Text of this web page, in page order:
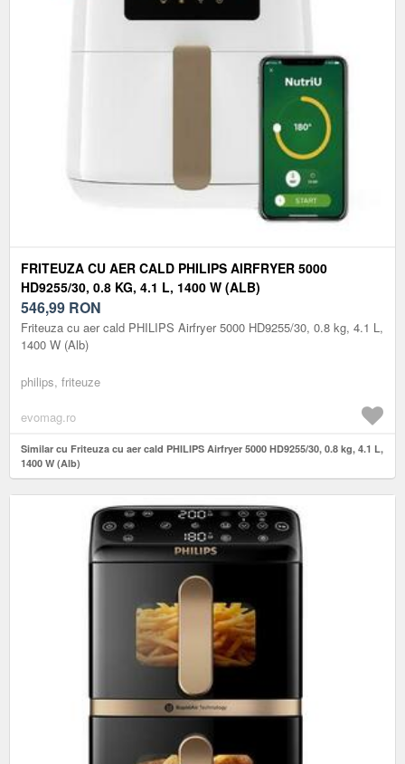
FRITEUZA CU AER CALD PHILIPS AIRFRYER 5000
HD9255/30, 0.8 KG, 4.1 L, 1400 W (ALB)
546,99 RON
Friteuza cu aer cald PHILIPS Airfryer 5000 HD9255/30, 0.8 kg, 4.1 L,
1400 W (Alb)
philips, friteuze
evomag.ro
Similar cu Friteuza cu aer cald PHILIPS Airfryer 5000 HD9255/30, 0.8 kg, 4.1 L,
1400 W (Alb)